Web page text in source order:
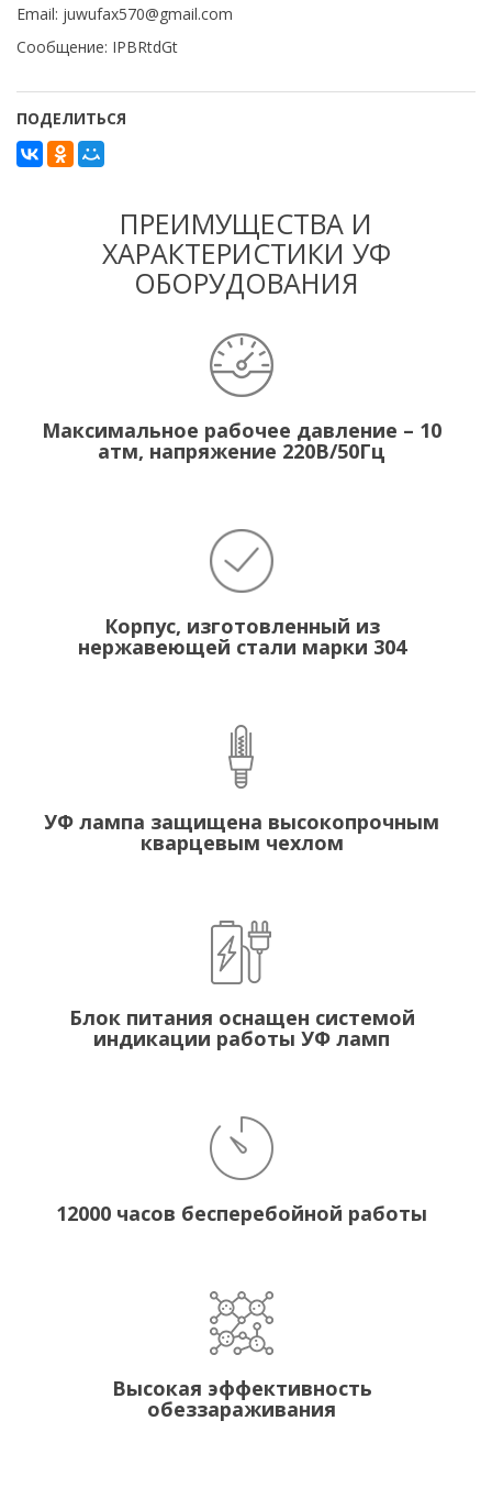
Email: juwufax570@gmail.com
Сообщение: IPBRtdGt
ПОДЕЛИТЬСЯ
ПРЕИМУЩЕСТВА И
ХАРАКТЕРИСТИКИ УФ
ОБОРУДОВАНИЯ
Максимальное рабочее давление – 10
атм, напряжение 220В/50Гц
Корпус, изготовленный из
нержавеющей стали марки 304
УФ лампа защищена высокопрочным
кварцевым чехлом
Блок питания оснащен системой
индикации работы УФ ламп
12000 часов бесперебойной работы
Высокая эффективность
обеззараживания